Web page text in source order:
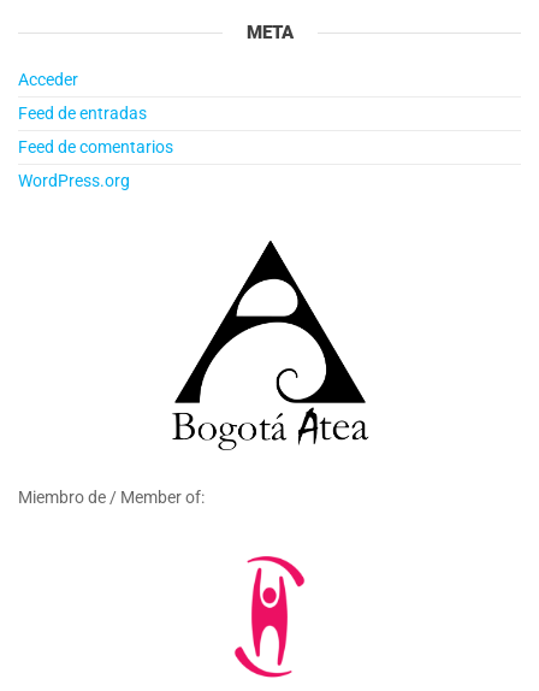
META
Acceder
Feed de entradas
Feed de comentarios
WordPress.org
Miembro de / Member of: